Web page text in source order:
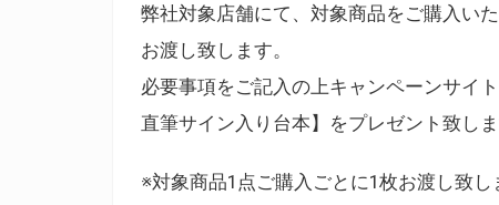
弊社対象店舗にて、対象商品をご購入い
お渡し致します。
必要事項をご記入の上キャンペーンサイ
直筆サイン入り台本】をプレゼント致しま
※対象商品1点ご購入ごとに1枚お渡し致